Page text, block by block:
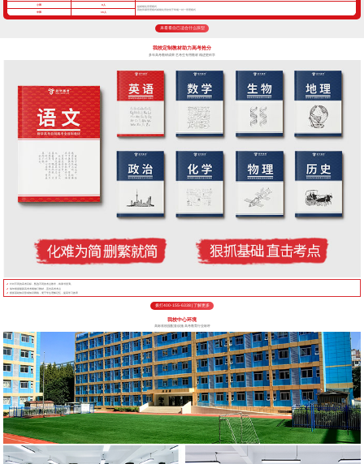
小班 8人
超精细化管理模式
我校班课管理模式精细化管控优于常规一对一管理模式
中班 16人
来看看自己适合什么班型
我校定制教材助力高考抢分
多年高考教研成果 艺考生专用教材 精进更科学
针对不同的高考目标，甄选不同的考点教学，将厚书变薄。
每年根据最新高考考纲修订教材，直击高考考点
狠抓基础知识形成知识网络，便于学生理解记忆，提高学习效率
拨打400-155-6338 | 了解更多
我校中心环境
高标准校园配套设施 高考教育行业标杆